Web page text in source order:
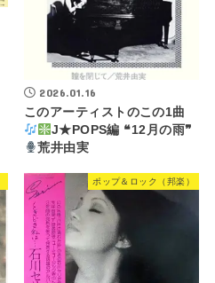
2026.01.16
このアーティストのこの1曲
J★POPS編 ❝12月の雨❞
荒井由実
ポップ＆ロック（邦楽）